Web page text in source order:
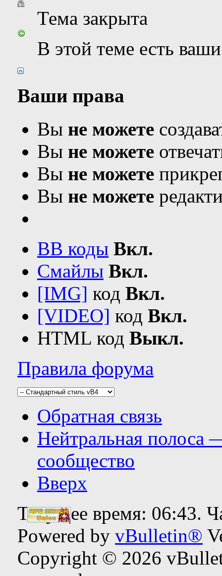
Тема закрыта
В этой теме есть
Ваши права
Вы не можете
Вы не можете
Вы не можете
Вы не можете
BB коды Вкл.
Смайлы Вкл.
[IMG] код Вкл.
[VIDEO] код Вкл.
HTML код Выкл.
Правила форума
Обратная связь
Нейтральная полоса
сообщество
Вверх
Текущее время: 06:43.
Powered by vBulletin®
Copyright © 2026